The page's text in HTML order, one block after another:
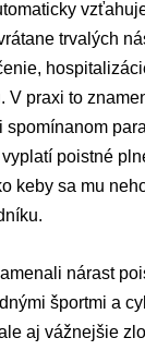
trvalých
V praxi to
spomínanom
poistné
keby sa mu
nárast
športmi a
aj vážnejšie